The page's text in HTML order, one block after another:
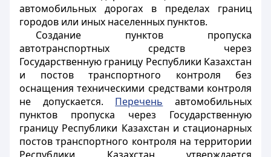
автомобильных дорогах в пределах границ
городов или иных населенных пунктов.
Создание пунктов пропуска
автотранспортных средств через
Государственную границу Республики Казахстан
и постов транспортного контроля без
оснащения техническими средствами контроля
не допускается. Перечень
автомобильных
пунктов пропуска через Государственную
границу Республики Казахстан и стационарных
постов транспортного контроля на территории